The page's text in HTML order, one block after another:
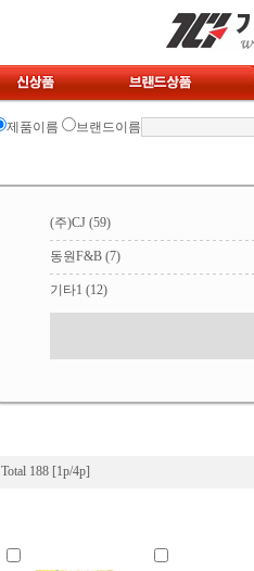
제품이름 브랜드이름
(주)CJ (59)
동원F&B (7)
기타1 (12)
Total 188 [1p/4p]